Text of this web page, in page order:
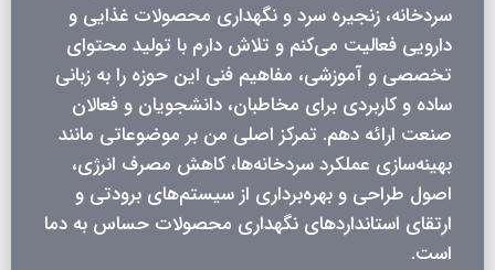
سردخانه، زنجیره سرد و نگهداری محصولات غذایی و
دارویی فعالیت می‌کنم و تلاش دارم با تولید محتوای
تخصصی و آموزشی، مفاهیم فنی این حوزه را به زبانی
ساده و کاربردی برای مخاطبان، دانشجویان و فعالان
صنعت ارائه دهم. تمرکز اصلی من بر موضوعاتی مانند
بهینه‌سازی عملکرد سردخانه‌ها، کاهش مصرف انرژی،
اصول طراحی و بهره‌برداری از سیستم‌های برودتی و
ارتقای استانداردهای نگهداری محصولات حساس به دما
است.